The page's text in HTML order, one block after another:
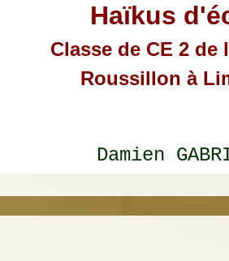
Haïkus
Classe de CE 2 de
Roussillon à
Damien